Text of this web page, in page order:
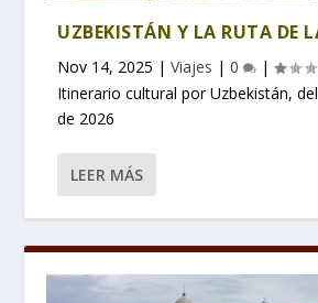
UZBEKISTÁN Y LA RUTA DE
Nov 14, 2025 |Viajes |0
|
Itinerario cultural por Uzbekistán,
de 2026
LEER MÁS